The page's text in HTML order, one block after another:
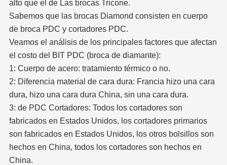
alto que el de Las brocas Tricone.
Sabemos que las brocas Diamond consisten en cuerpo
de broca PDC y cortadores PDC.
Veamos el análisis de los principales factores que afectan
el costo del BIT PDC (broca de diamante):
1: Cuerpo de acero: tratamiento térmico o no.
2: Diferencia material de cara dura: Francia hizo una cara
dura, hizo una cara dura China, sin una cara dura.
3: de PDC Cortadores: Todos los cortadores son
fabricados en Estados Unidos, los cortadores primarios
son fabricados en Estados Unidos, los otros bolsillos son
hechos en China, todos los cortadores son hechos en
China.